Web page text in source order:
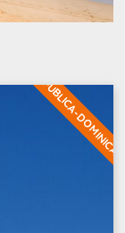
REPUBLICA-